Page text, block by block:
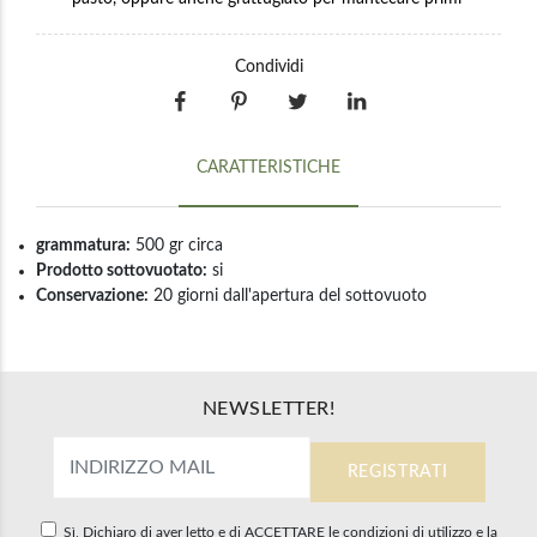
Condividi
CARATTERISTICHE
grammatura: 500 gr circa
Prodotto sottovuotato: si
Conservazione: 20 giorni dall'apertura del sottovuoto
NEWSLETTER!
Sì, Dichiaro di aver letto e di ACCETTARE le condizioni di utilizzo e la